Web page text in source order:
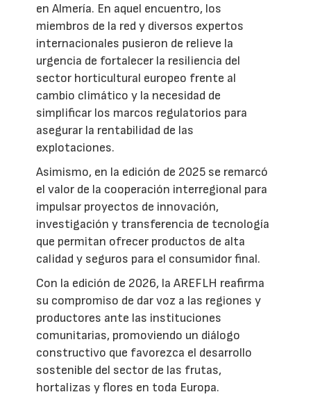
en Almería. En aquel encuentro, los
miembros de la red y diversos expertos
internacionales pusieron de relieve la
urgencia de fortalecer la resiliencia del
sector horticultural europeo frente al
cambio climático y la necesidad de
simplificar los marcos regulatorios para
asegurar la rentabilidad de las
explotaciones.
Asimismo, en la edición de 2025 se remarcó
el valor de la cooperación interregional para
impulsar proyectos de innovación,
investigación y transferencia de tecnología
que permitan ofrecer productos de alta
calidad y seguros para el consumidor final.
Con la edición de 2026, la AREFLH reafirma
su compromiso de dar voz a las regiones y
productores ante las instituciones
comunitarias, promoviendo un diálogo
constructivo que favorezca el desarrollo
sostenible del sector de las frutas,
hortalizas y flores en toda Europa.